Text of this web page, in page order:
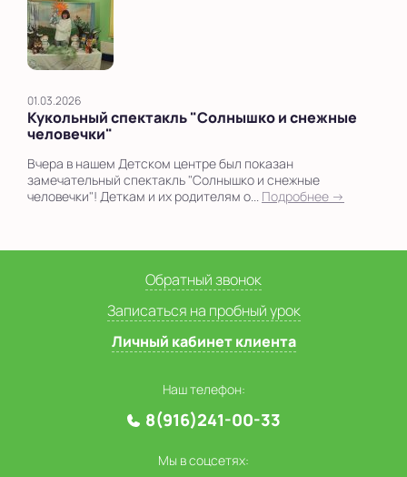
01.03.2026
Кукольный спектакль "Солнышко и снежные
человечки"
Вчера в нашем Детском центре был показан
замечательный спектакль "Солнышко и снежные
человечки"! Деткам и их родителям о... Подробнее →
Обратный звонок
Записаться на пробный урок
Личный кабинет клиента
Наш телефон:
8(916)241-00-33
Мы в соцсетях: